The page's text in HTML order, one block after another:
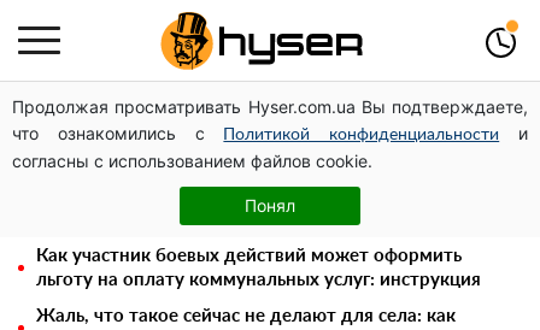
Продолжая просматривать Hyser.com.ua Вы подтверждаете,
что ознакомились с
Политикой конфиденциальности
и
согласны с использованием файлов cookie.
Понял
Месяц без света, лютый холод и коммунальные
платежи на тысячи гривен: народ "ломают" в
отключения
Полностью голая Анна Тринчер блеснула
"прелестями": таких размеров вы еще не видели
Как участник боевых действий может оформить
льготу на оплату коммунальных услуг: инструкция
Жаль, что такое сейчас не делают для села: как